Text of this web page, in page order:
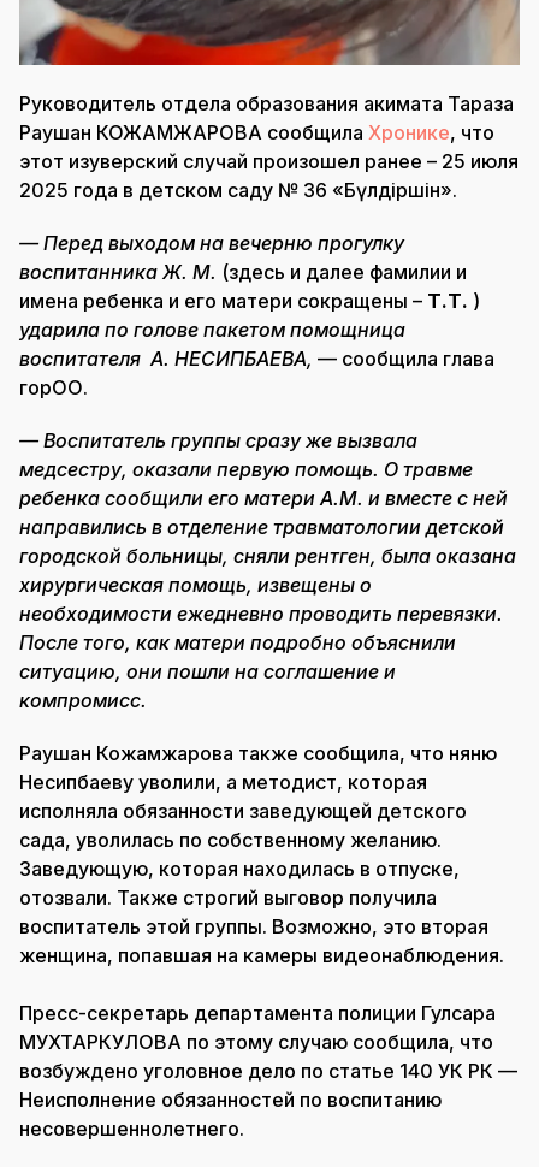
Руководитель отдела образования акимата Тараза
Раушан КОЖАМЖАРОВА сообщила Хронике, что
этот изуверский случай произошел ранее – 25 июля
2025 года в детском саду № 36 «Бүлдіршін».
— Перед выходом на вечерню прогулку
воспитанника Ж. М. (здесь и далее фамилии и
имена ребенка и его матери сокращены – Т.Т. )
ударила по голове пакетом помощница
воспитателя А. НЕСИПБАЕВА, — сообщила глава
горОО.
— Воспитатель группы сразу же вызвала
медсестру, оказали первую помощь. О травме
ребенка сообщили его матери А.М. и вместе с ней
направились в отделение травматологии детской
городской больницы, сняли рентген, была оказана
хирургическая помощь, извещены о
необходимости ежедневно проводить перевязки.
После того, как матери подробно объяснили
ситуацию, они пошли на соглашение и
компромисс.
Раушан Кожамжарова также сообщила, что няню
Несипбаеву уволили, а методист, которая
исполняла обязанности заведующей детского
сада, уволилась по собственному желанию.
Заведующую, которая находилась в отпуске,
отозвали. Также строгий выговор получила
воспитатель этой группы. Возможно, это вторая
женщина, попавшая на камеры видеонаблюдения.
Пресс-секретарь департамента полиции Гулсара
МУХТАРКУЛОВА по этому случаю сообщила, что
возбуждено уголовное дело по статье 140 УК РК —
Неисполнение обязанностей по воспитанию
несовершеннолетнего.